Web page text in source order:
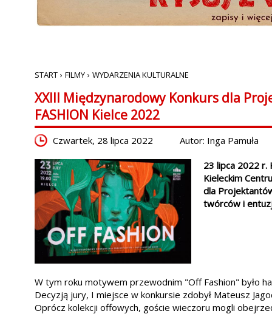
START › FILMY › WYDARZENIA KULTURALNE
XXIII Międzynarodowy Konkurs dla
FASHION Kielce 2022
Czwartek, 28 lipca 2022 Autor: Inga Pamuła
23 lipca 2022 r.
Kieleckim
dla
twórców i
W tym roku motywem przewodnim "Off Fashion" było
Decyzją jury, I miejsce w konkursie zdobył Mateusz
Oprócz kolekcji offowych, goście wieczoru mogli